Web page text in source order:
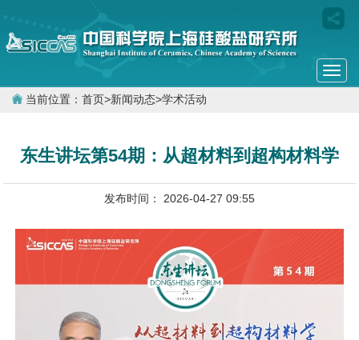
当前位置： 首页>新闻动态>学术活动
东生讲坛第54期：从超材料到超构材料学
发布时间： 2026-04-27 09:55